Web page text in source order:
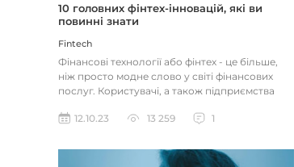
10 головних фінтех-інновацій, які ви
повинні знати
Fintech
Фінансові технології або фінтех - це більше,
ніж просто модне слово у світі фінансових
послуг. Користувачі, а також підприємства
12.10.23
13 259 1